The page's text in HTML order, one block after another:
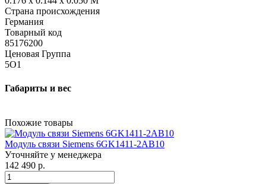
Страна происхождения
Германия
Товарный код
85176200
Ценовая Группа
5O1
Габариты и вес
Похожие товары
Модуль связи Siemens 6GK1411-2AB10
Уточняйте у менеджера
142 490 р.